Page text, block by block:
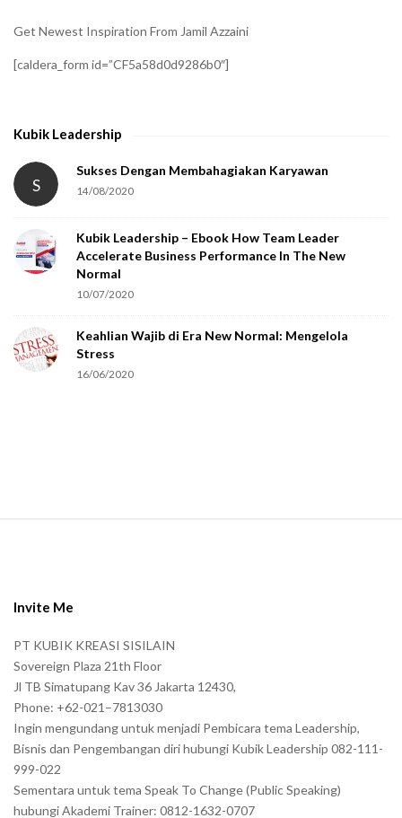
Get Newest Inspiration From Jamil Azzaini
[caldera_form id=”CF5a58d0d9286b0″]
Kubik Leadership
S
Sukses Dengan Membahagiakan Karyawan
14/08/2020
Kubik Leadership – Ebook How Team Leader
Accelerate Business Performance In The New
Normal
10/07/2020
Keahlian Wajib di Era New Normal: Mengelola
Stress
16/06/2020
Invite Me
PT KUBIK KREASI SISILAIN
Sovereign Plaza 21th Floor
Jl TB Simatupang Kav 36 Jakarta 12430,
Phone: +62-021–7813030
Ingin mengundang untuk menjadi Pembicara tema Leadership,
Bisnis dan Pengembangan diri hubungi Kubik Leadership 082-111-
999-022
Sementara untuk tema Speak To Change (Public Speaking)
hubungi Akademi Trainer: 0812-1632-0707